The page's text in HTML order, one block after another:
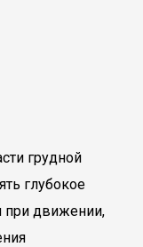
грудной
глубокое
при движении,